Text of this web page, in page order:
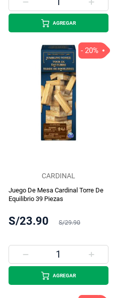
AGREGAR
CARDINAL
Juego De Mesa Cardinal Torre De
Equilibrio 39 Piezas
S/23.90 S/29.90
- 20%
AGREGAR